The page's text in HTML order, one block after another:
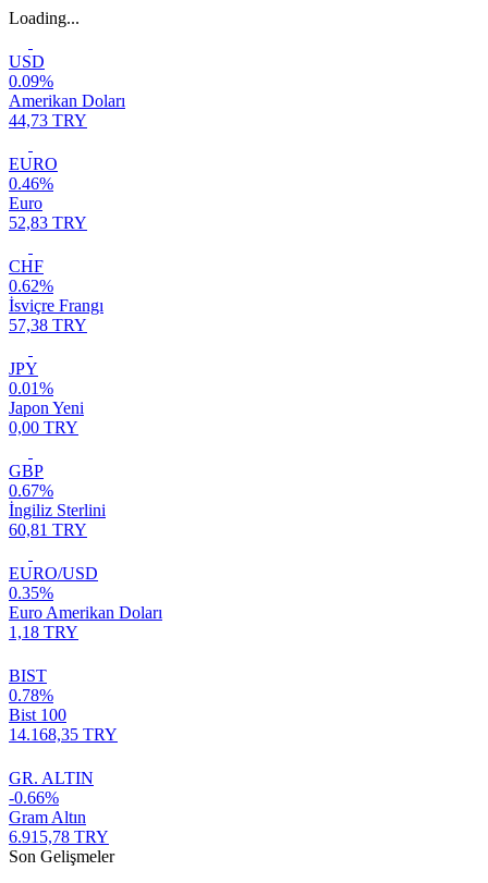
Loading...
USD
0.09%
Amerikan Doları
44,73 TRY
EURO
0.46%
Euro
52,83 TRY
CHF
0.62%
İsviçre Frangı
57,38 TRY
JPY
0.01%
Japon Yeni
0,00 TRY
GBP
0.67%
İngiliz Sterlini
60,81 TRY
EURO/USD
0.35%
Euro Amerikan Doları
1,18 TRY
BIST
0.78%
Bist 100
14.168,35 TRY
GR. ALTIN
-0.66%
Gram Altın
6.915,78 TRY
Son Gelişmeler